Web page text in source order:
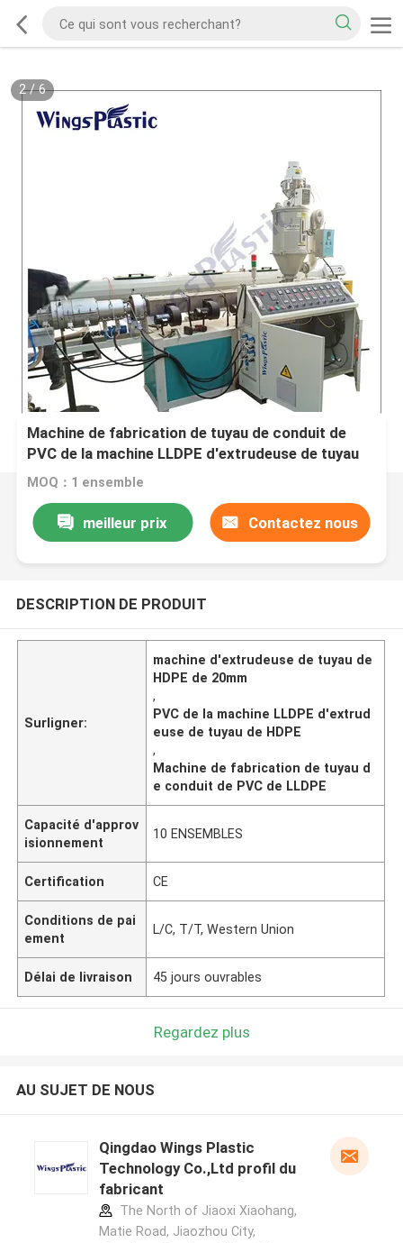
2/6
Machine de fabrication de tuyau de conduit de
PVC de la machine LLDPE d'extrudeuse de tuyau
de HDPE de 20mm
MOQ：1 ensemble
meilleur prix Contactez nous
DESCRIPTION DE PRODUIT
Surligner:
machine d'extrudeuse de tuyau de
HDPE de 20mm
,
PVC de la machine LLDPE d'extrud
euse de tuyau de HDPE
,
Machine de fabrication de tuyau d
e conduit de PVC de LLDPE
Capacité d'approv
isionnement
10 ENSEMBLES
Certification CE
Conditions de pai
ement
L/C, T/T, Western Union
Délai de livraison 45 jours ouvrables
Regardez plus
AU SUJET DE NOUS
Qingdao Wings Plastic
Technology Co.,Ltd profil du
fabricant
The North of Jiaoxi Xiaohang,
Matie Road, Jiaozhou City,